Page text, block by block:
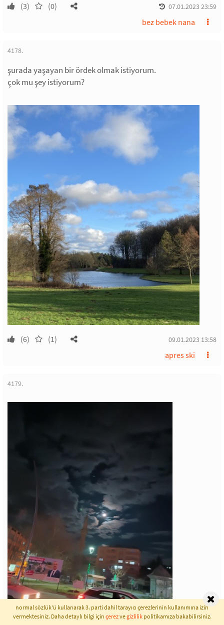
(3) (0) 07.01.2023 23:59
bez bebek nana
4178.
şurada yaşayan bir ördek olmak istiyorum.
çok mu şey istiyorum?
(6) (1) 09.01.2023 13:58
apres ski
4179.
normal sözlük'ü kullanarak 3. parti dahil tarayıcı çerezlerinin kullanımına izin
vermektesiniz. Daha detaylı bilgi için çerezvegizlilikpolitikamıza bakabilirsiniz.